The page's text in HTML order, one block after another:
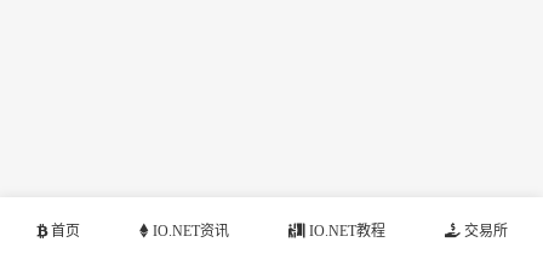
首页 IO.NET资讯 IO.NET教程 交易所